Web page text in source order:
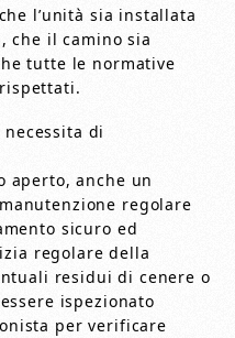
l’unità sia installata
che il camino sia
tutte le normative
necessita di
aperto, anche un
regolare
sicuro ed
regolare della
residui di cenere o
ispezionato
per verificare